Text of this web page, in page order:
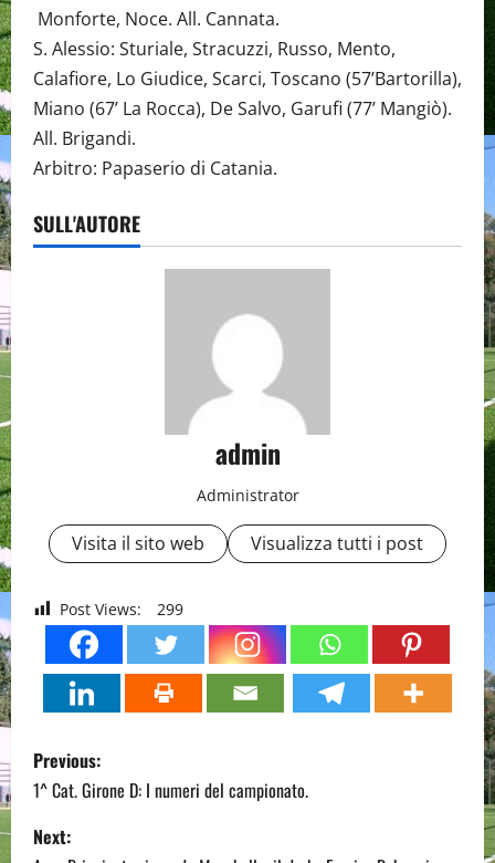
Monforte, Noce. All. Cannata.
S. Alessio: Sturiale, Stracuzzi, Russo, Mento,
Calafiore, Lo Giudice, Scarci, Toscano (57’Bartorilla),
Miano (67’ La Rocca), De Salvo, Garufi (77’ Mangiò).
All. Brigandi.
Arbitro: Papaserio di Catania.
SULL'AUTORE
admin
Administrator
Visita il sito web Visualizza tutti i post
Post Views: 299
P
o
s
Previous:
1^ Cat. Girone D: I numeri del campionato.
Next: